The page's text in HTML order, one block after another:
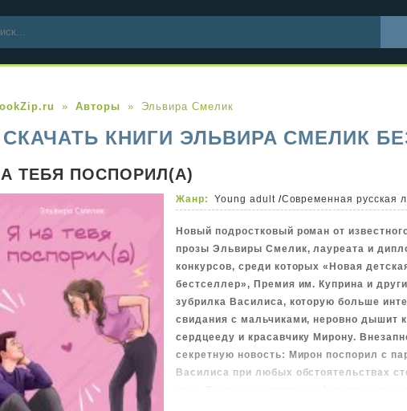
Авторы Эльвира Смелик
СКАЧАТЬ КНИГИ ЭЛЬВИРА СМЕЛИК
ТЕБЯ ПОСПОРИЛ(А)
Жанр: Young adult/Современная русская
Новый подростковый роман от
прозы Эльвиры Смелик, лауреата и
конкурсов, среди которых «Новая
бестселлер», Премия им. Куприна и
зубрилка Василиса, которую больше
свидания с мальчиками, неровно дышит
сердцееду и красавчику Мирону.
секретную новость: Мирон поспорил с
Василиса при любых обстоятельствах